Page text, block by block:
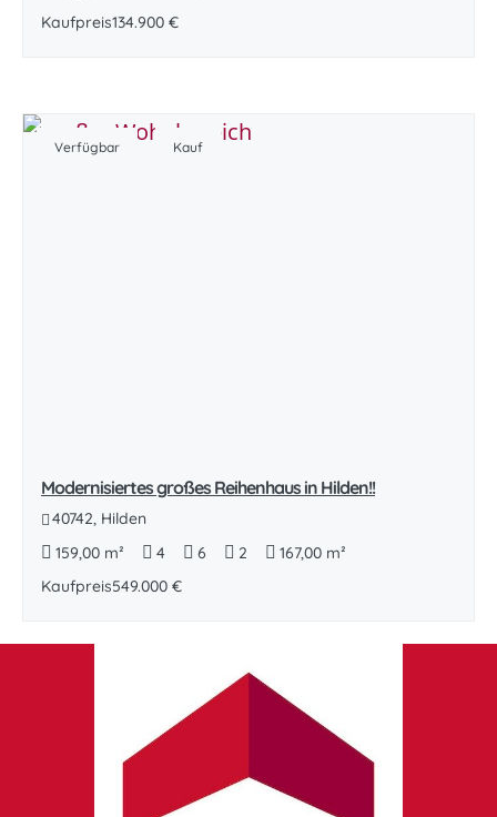
Kaufpreis134.900 €
Verfügbar Kauf
Modernisiertes großes Reihenhaus in Hilden!!
40742, Hilden
159,00 m²
4 6 2
167,00 m²
Kaufpreis549.000 €